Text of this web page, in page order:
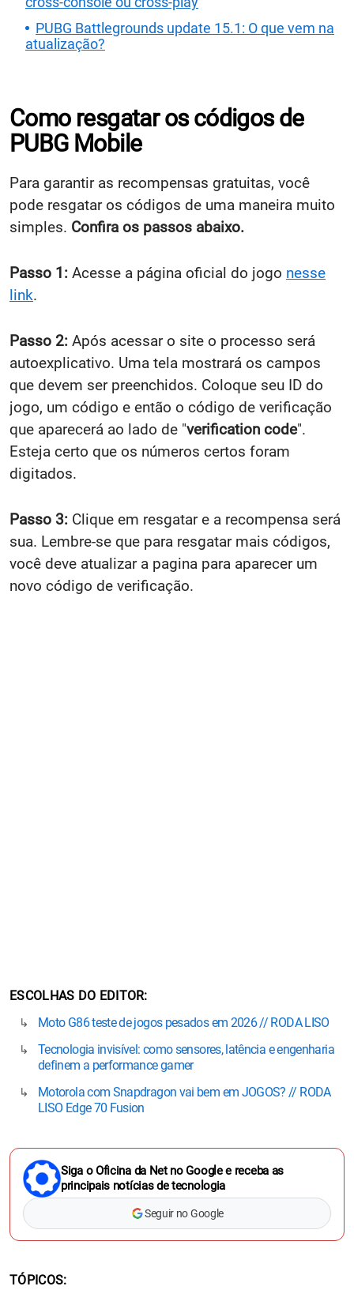
PUBG Battlegrounds update 15.1: O que vem na
atualização?
Como resgatar os códigos de
PUBG Mobile
Para garantir as recompensas gratuitas, você
pode resgatar os códigos de uma maneira muito
simples. Confira os passos abaixo.
Passo 1: Acesse a página oficial do jogo nesse
link.
Passo 2: Após acessar o site o processo será
autoexplicativo. Uma tela mostrará os campos
que devem ser preenchidos. Coloque seu ID do
jogo, um código e então o código de verificação
que aparecerá ao lado de "verification code".
Esteja certo que os números certos foram
digitados.
Passo 3: Clique em resgatar e a recompensa será
sua. Lembre-se que para resgatar mais códigos,
você deve atualizar a pagina para aparecer um
novo código de verificação.
ESCOLHAS DO EDITOR
Moto G86 teste de jogos pesados em 2026 // RODA LISO
Tecnologia invisível: como sensores, latência e engenharia
definem a performance gamer
Motorola com Snapdragon vai bem em JOGOS? // RODA
LISO Edge 70 Fusion
Siga o Oficina da Net no Google e receba as
principais notícias de tecnologia
Seguir no Google
TÓPICOS